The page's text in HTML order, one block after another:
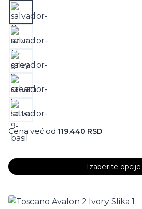
Opcije
mogu
biti
izabrane
na
stranici
proizvoda.
Cena već od 119.440 RSD
Izaberite opcije
proizvod
ima